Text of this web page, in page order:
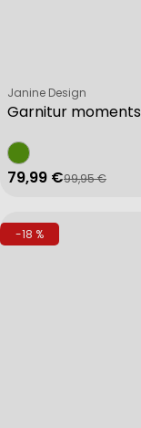
Garnitur moments
Verkäufer:
Janine Design
Verkaufspreis
79,99 €
Regulärer Preis
99,95 €
-18 %